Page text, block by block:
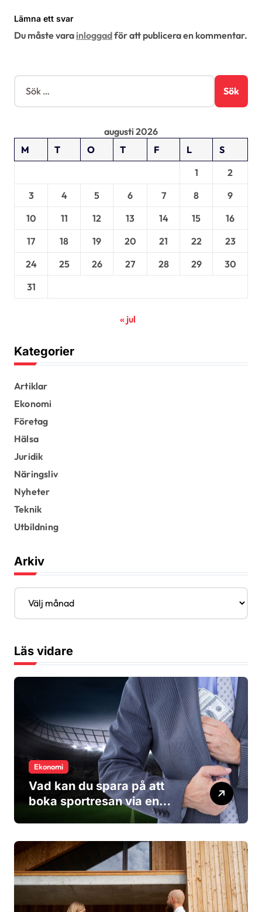
g
e
i
n
Lämna ett svar
Du måste vara inloggadför att publicera en kommentar.
S
k
e
augusti 2026
M
T O T F L
S
1
2
3
4 5 6 7 8
9
10
11 12 13 14 15
16
17
18 19 20 21 22
23
24
25 26 27 28 29
30
31
« jul
Kategorier
Artiklar
Ekonomi
Företag
Hälsa
Juridik
Näringsliv
Nyheter
Teknik
Utbildning
Arkiv
A
k
vLäs vidare
Ekonomi
Vad kan du spara på att
boka sportresan via en
researrangör?